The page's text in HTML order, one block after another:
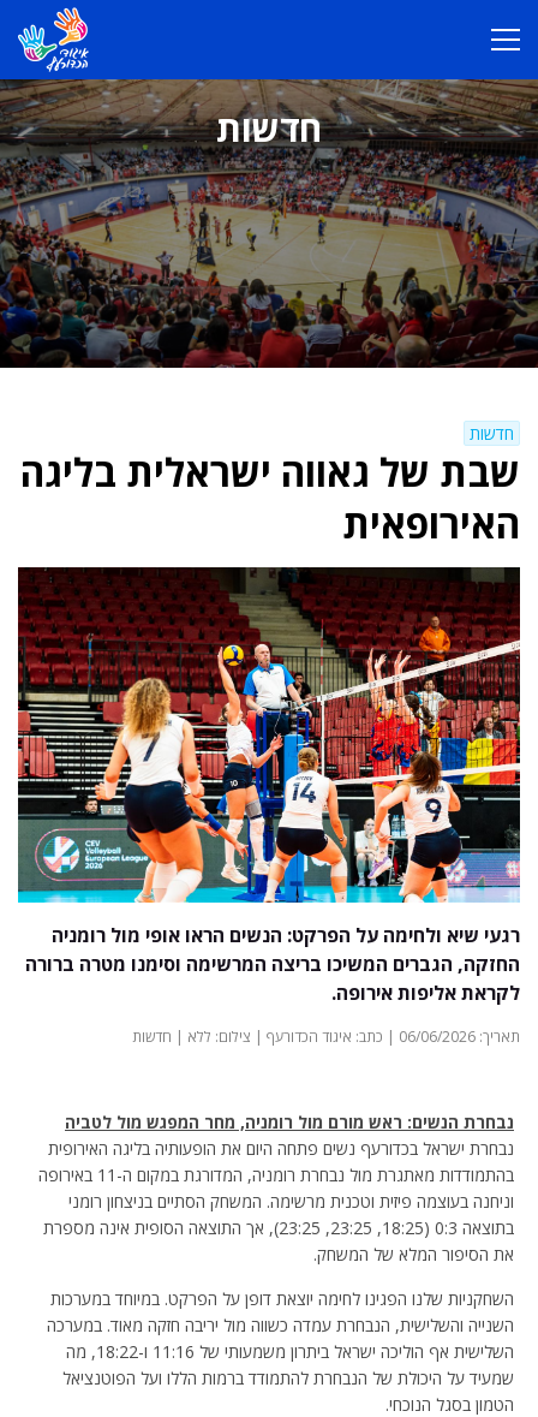
חדשות
חדשות
שבת של גאווה ישראלית בליגה
האירופאית
רגעי שיא ולחימה על הפרקט: הנשים הראו אופי מול רומניה
החזקה, הגברים המשיכו בריצה המרשימה וסימנו מטרה ברורה
לקראת אליפות אירופה.
תאריך: 06/06/2026 | כתב: איגוד הכדורעף | צילום: ללא | חדשות
נבחרת הנשים: ראש מורם מול רומניה, מחר המפגש מול לטביה
נבחרת ישראל בכדורעף נשים פתחה היום את הופעותיה בליגה האירופית
בהתמודדות מאתגרת מול נבחרת רומניה, המדורגת במקום ה-11 באירופה
וניחנה בעוצמה פיזית וטכנית מרשימה. המשחק הסתיים בניצחון רומני
בתוצאה 0:3 (18:25, 23:25, 23:25), אך התוצאה הסופית אינה מספרת
את הסיפור המלא של המשחק.
השחקניות שלנו הפגינו לחימה יוצאת דופן על הפרקט. במיוחד במערכות
השנייה והשלישית, הנבחרת עמדה כשווה מול יריבה חזקה מאוד. במערכה
השלישית אף הוליכה ישראל ביתרון משמעותי של 11:16 ו-18:22, מה
שמעיד על היכולת של הנבחרת להתמודד ברמות הללו ועל הפוטנציאל
הטמון בסגל הנוכחי.